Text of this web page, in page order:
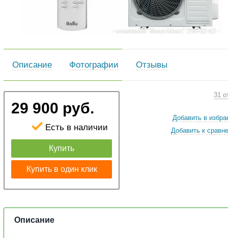
Описание Фотографии Отзывы
29 900 руб.
Есть в наличии
Купить
Купить в один клик
31
Добавить в
Добавить к
Описание